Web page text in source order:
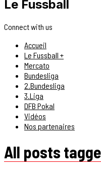
Le Fussball
Connect with us
Accueil
Le Fussball +
Mercato
Bundesliga
2.Bundesliga
3.Liga
DFB Pokal
Vidéos
Nos partenaires
All posts